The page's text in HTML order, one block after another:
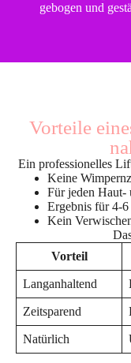
gebogen und
Vorteile
Ein professionelles
Keine
Für jeden Haut-
Ergebnis für 4-
Kein
Vorteil
Langanhaltend
Zeitsparend
Natürlich